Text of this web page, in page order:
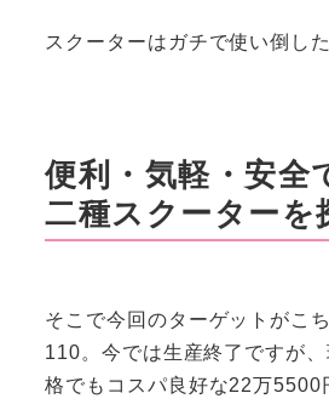
スクーターはガチで使い倒し
便利・気軽・安全
二種スクーターを
そこで今回のターゲットがこ
110。今では生産終了ですが
格でもコスパ良好な22万5500